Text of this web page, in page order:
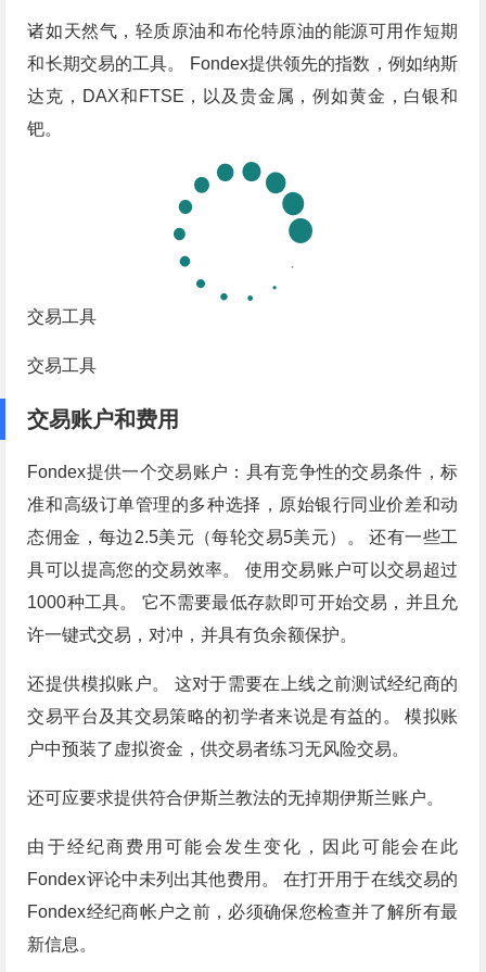
诸如天然气，轻质原油和布伦特原油的能源可用作短期
和长期交易的工具。 Fondex提供领先的指数，例如纳斯
达克，DAX和FTSE，以及贵金属，例如黄金，白银和
钯。
交易工具
交易工具
交易账户和费用
Fondex提供一个交易账户：具有竞争性的交易条件，标
准和高级订单管理的多种选择，原始银行同业价差和动
态佣金，每边2.5美元（每轮交易5美元）。 还有一些工
具可以提高您的交易效率。 使用交易账户可以交易超过
1000种工具。 它不需要最低存款即可开始交易，并且允
许一键式交易，对冲，并具有负余额保护。
还提供模拟账户。 这对于需要在上线之前测试经纪商的
交易平台及其交易策略的初学者来说是有益的。 模拟账
户中预装了虚拟资金，供交易者练习无风险交易。
还可应要求提供符合伊斯兰教法的无掉期伊斯兰账户。
由于经纪商费用可能会发生变化，因此可能会在此
Fondex评论中未列出其他费用。 在打开用于在线交易的
Fondex经纪商帐户之前，必须确保您检查并了解所有最
新信息。